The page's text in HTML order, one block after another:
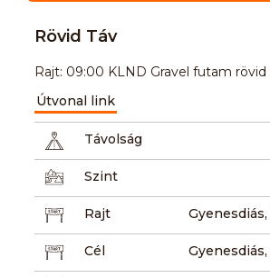
Rövid Táv
Rajt: 09:00 KLND Gravel futam rövid
Útvonal link
Távolság
Szint
Rajt
Cél